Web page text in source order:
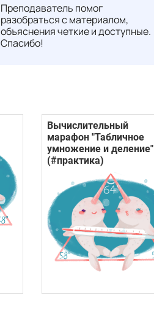
Преподаватель помог
разобраться с материалом,
объяснения четкие и доступные.
Спасибо!
Вычислительный
марафон "Табличное
умножение и деление"
(#практика)